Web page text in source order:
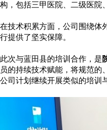
构，包括三甲医院、二级医院
在技术积累方面，公司围绕体
行提供了坚实保障。
此次与蓝田县的培训合作，是
员的持续技术赋能，将规范
公司计划继续开展类似的培训